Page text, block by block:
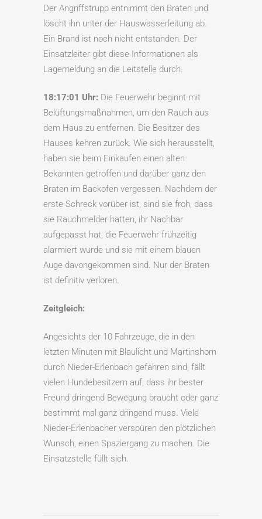
Der Angriffstrupp entnimmt den Braten und
löscht ihn unter der Hauswasserleitung ab.
Ein Brand ist noch nicht entstanden. Der
Einsatzleiter gibt diese Informationen als
Lagemeldung an die Leitstelle durch.
18:17:01 Uhr: Die Feuerwehr beginnt mit
Belüftungsmaßnahmen, um den Rauch aus
dem Haus zu entfernen. Die Besitzer des
Hauses kehren zurück. Wie sich herausstellt,
haben sie beim Einkaufen einen alten
Bekannten getroffen und darüber ganz den
Braten im Backofen vergessen. Nachdem der
erste Schreck vorüber ist, sind sie froh, dass
sie Rauchmelder hatten, ihr Nachbar
aufgepasst hat, die Feuerwehr frühzeitig
alarmiert wurde und sie mit einem blauen
Auge davongekommen sind. Nur der Braten
ist definitiv verloren.
Zeitgleich:
Angesichts der 10 Fahrzeuge, die in den
letzten Minuten mit Blaulicht und Martinshorn
durch Nieder-Erlenbach gefahren sind, fällt
vielen Hundebesitzern auf, dass ihr bester
Freund dringend Bewegung braucht oder ganz
bestimmt mal ganz dringend muss. Viele
Nieder-Erlenbacher verspüren den plötzlichen
Wunsch, einen Spaziergang zu machen. Die
Einsatzstelle füllt sich.